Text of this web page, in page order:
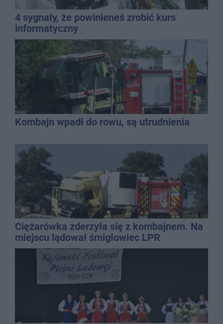
4 sygnały, że powinieneś zrobić kurs
informatyczny
Kombajn wpadł do rowu, są utrudnienia
Ciężarówka zderzyła się z kombajnem. Na
miejscu lądował śmigłowiec LPR